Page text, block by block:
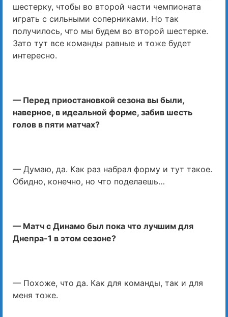
шестерку, чтобы во второй части чемпионата
играть с сильными соперниками. Но так
получилось, что мы будем во второй шестерке.
Зато тут все команды равные и тоже будет
интересно.
— Перед приостановкой сезона вы были,
наверное, в идеальной форме, забив шесть
голов в пяти матчах?
— Думаю, да. Как раз набрал форму и тут такое.
Обидно, конечно, но что поделаешь…
— Матч с Динамо был пока что лучшим для
Днепра-1 в этом сезоне?
— Похоже, что да. Как для команды, так и для
меня тоже.